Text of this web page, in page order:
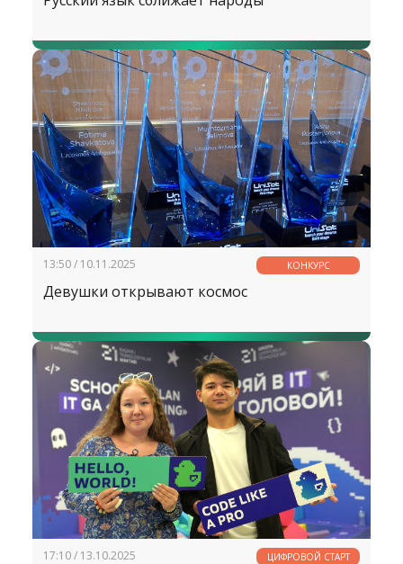
13:50 / 10.11.2025 КОНКУРС
Девушки открывают космос
17:10 / 13.10.2025 ЦИФРОВОЙ СТАРТ